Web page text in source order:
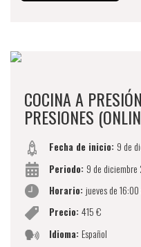
COCINA A
PRESIONES
Fecha de inicio: 9 de
Periodo: 9 de
Horario: jueves de 16:00
Precio: 415 €
Idioma: Español